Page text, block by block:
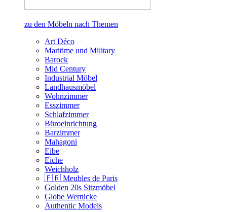
zu den Möbeln nach Themen
Art Déco
Maritime und Military
Barock
Mid Century
Industrial Möbel
Landhausmöbel
Wohnzimmer
Esszimmer
Schlafzimmer
Büroeinrichtung
Barzimmer
Mahagoni
Eibe
Eiche
Weichholz
🇫🇷 Meubles de Paris
Golden 20s Sitzmöbel
Globe Wernicke
Authentic Models